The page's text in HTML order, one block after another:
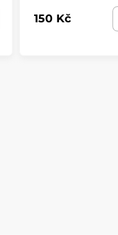
150 Kč